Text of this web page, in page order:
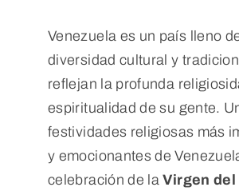
Venezuela es un país lleno
diversidad cultural y
reflejan la profunda
espiritualidad de su gente.
festividades religiosas más
y emocionantes de
celebración de laVirgen del